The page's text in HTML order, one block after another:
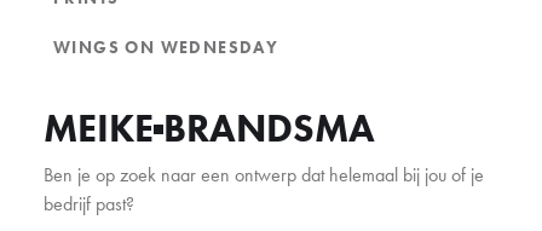
MEIKE BRANDSMA
Ben je op zoek naar een ontwerp dat helemaal bij jou of je
bedrijf past?
WINGS ON WEDNESDAY